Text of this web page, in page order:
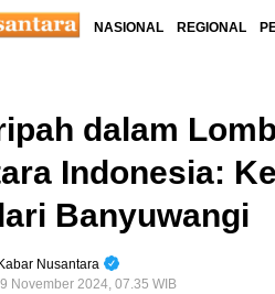
NASIONAL REGIONAL
dalam
Indonesia:
Banyuwangi
Nusantara
November 2024, 07.35 WIB